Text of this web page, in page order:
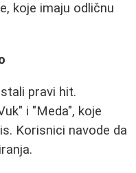
koje imaju odličnu
pravi hit.
i "Meda", koje
Korisnici navode da